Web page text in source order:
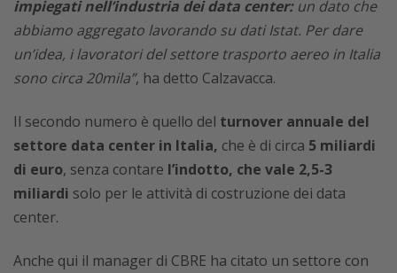
impiegati nell’industria dei data center: un dato che
abbiamo aggregato lavorando su dati Istat. Per dare
un’idea, i lavoratori del settore trasporto aereo in Italia
sono circa 20mila”, ha detto Calzavacca.
Il secondo numero è quello del turnover annuale del
settore data center in Italia, che è di circa 5 miliardi
di euro, senza contare l’indotto, che vale 2,5-3
miliardi solo per le attività di costruzione dei data
center.
Anche qui il manager di CBRE ha citato un settore con